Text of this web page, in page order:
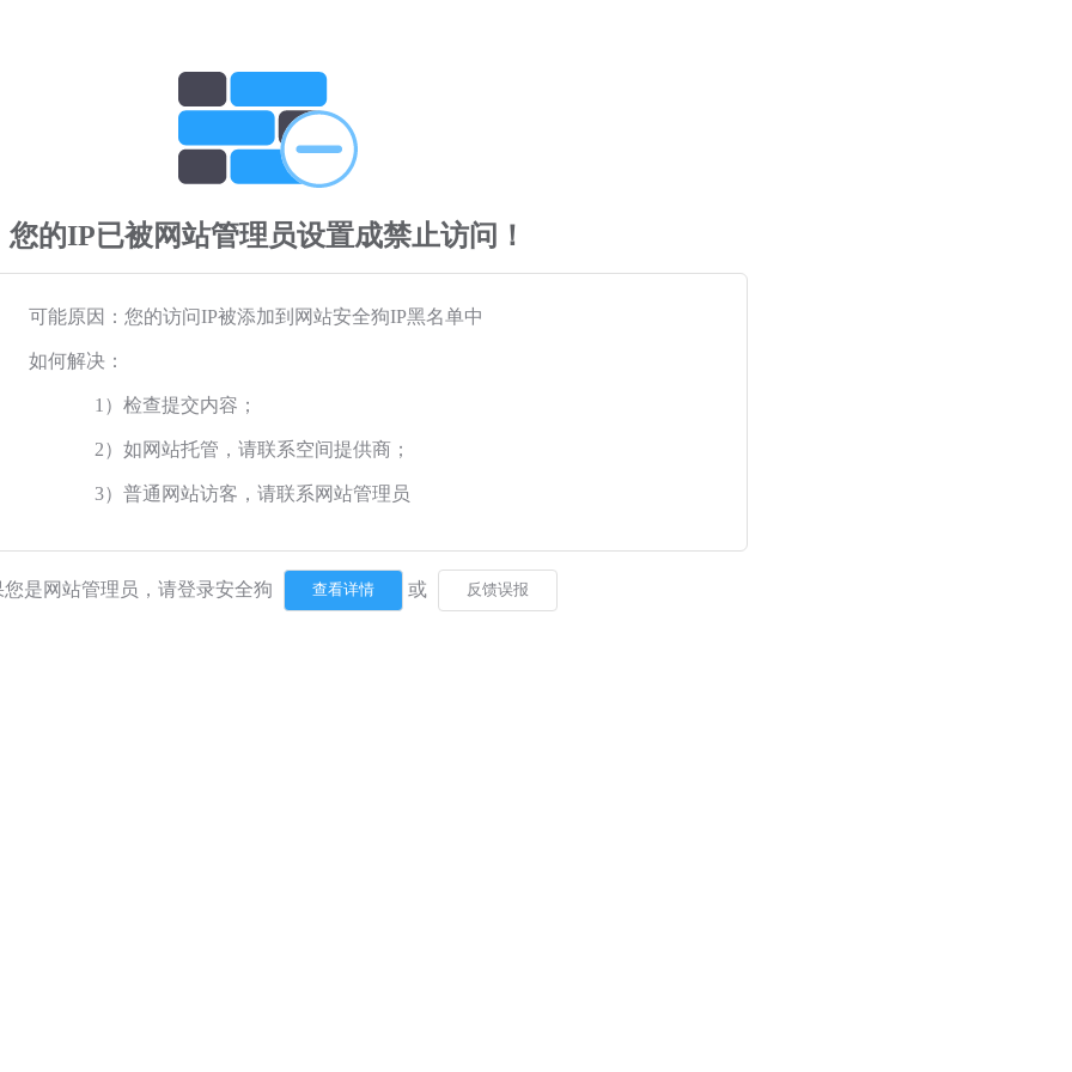
您的IP已被网站管理员设置成禁止访问！
可能原因：您的访问IP被添加到网站安全狗IP黑名单中
如何解决：
1）检查提交内容；
2）如网站托管，请联系空间提供商；
3）普通网站访客，请联系网站管理员
您是网站管理员，请登录安全狗 或